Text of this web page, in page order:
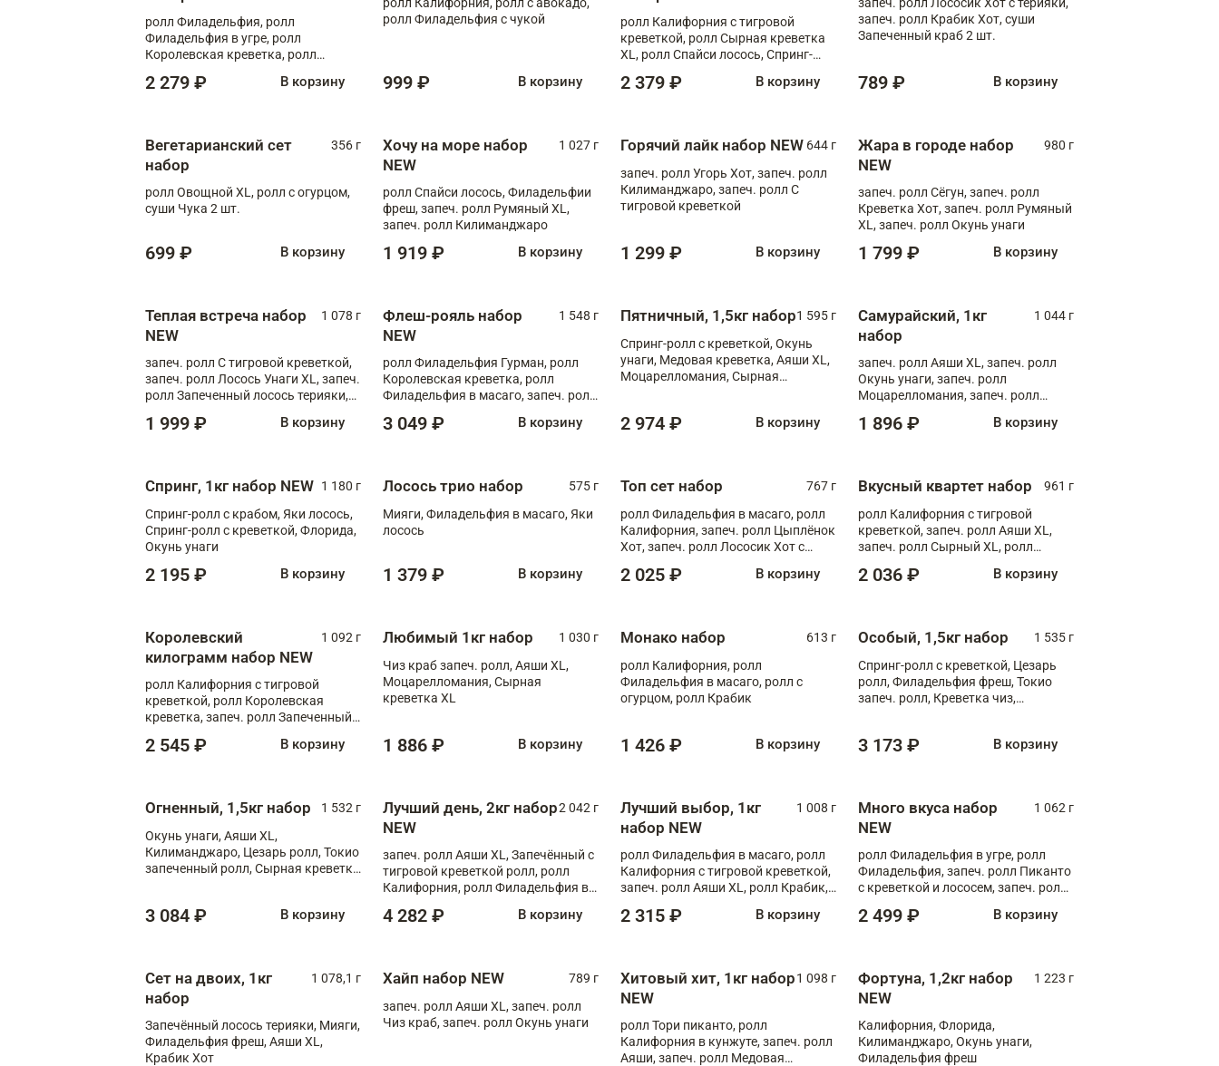
ролл Филадельфия, ролл
Филадельфия в угре, ролл
Королевская креветка, ролл
2 279 ₽ В корзину
ролл Филадельфия с чукой
999 ₽ В корзину
ролл Калифорния с тигровой
креветкой, ролл Сырная креветка
XL, ролл Спайси лосось, Спринг-
Медовая креветка
2 379 ₽ В корзину
запеч. ролл Крабик Хот, суши
Запеченный краб 2 шт.
789 ₽ В корзину
Вегетарианский сет
набор
356 г
ролл Овощной XL, ролл с огурцом,
суши Чука 2 шт.
699 ₽ В корзину
Хочу на море набор
NEW
1 027 г
ролл Спайси лосось, Филадельфии
фреш, запеч. ролл Румяный XL,
запеч. ролл Килиманджаро
1 919 ₽ В корзину
Горячий лайк набор NEW 644 г
запеч. ролл Угорь Хот, запеч. ролл
Килиманджаро, запеч. ролл С
тигровой креветкой
1 299 ₽ В корзину
Жара в городе набор
NEW
980 г
запеч. ролл Сёгун, запеч. ролл
Креветка Хот, запеч. ролл Румяный
XL, запеч. ролл Окунь унаги
1 799 ₽ В корзину
Теплая встреча набор
NEW
1 078 г
запеч. ролл С тигровой креветкой,
запеч. ролл Лосось Унаги XL, запеч.
ролл Запеченный лосось терияки,
1 999 ₽ В корзину
Флеш-рояль набор
NEW
1 548 г
ролл Филадельфия Гурман, ролл
Королевская креветка, ролл
Филадельфия в масаго, запеч. ролл
Тигровая креветка с моцареллой,
3 049 ₽ В корзину
Пятничный, 1,5кг набор1 595 г
Спринг-ролл с креветкой, Окунь
унаги, Медовая креветка, Аяши XL,
Моцарелломания, Сырная
2 974 ₽ В корзину
Самурайский, 1кг
набор
1 044 г
запеч. ролл Аяши XL, запеч. ролл
Окунь унаги, запеч. ролл
Моцарелломания, запеч. ролл
1 896 ₽ В корзину
Спринг, 1кг набор NEW 1 180 г
Спринг-ролл с крабом, Яки лосось,
Спринг-ролл с креветкой, Флорида,
Окунь унаги
2 195 ₽ В корзину
Лосось трио набор
575 г
Мияги, Филадельфия в масаго, Яки
лосось
1 379 ₽ В корзину
Топ сет набор
767 г
ролл Филадельфия в масаго, ролл
Калифорния, запеч. ролл Цыплёнок
Хот, запеч. ролл Лососик Хот с
2 025 ₽ В корзину
Вкусный квартет набор
961 г
ролл Калифорния с тигровой
креветкой, запеч. ролл Аяши XL,
запеч. ролл Сырный XL, ролл
2 036 ₽ В корзину
Королевский
килограмм набор NEW
1 092 г
ролл Калифорния с тигровой
креветкой, ролл Королевская
креветка, запеч. ролл Запеченный
XL, запеч. ролл Крабик Хот
2 545 ₽ В корзину
Любимый 1кг набор
1 030 г
Чиз краб запеч. ролл, Аяши XL,
Моцарелломания, Сырная
креветка XL
1 886 ₽ В корзину
Монако набор
613 г
ролл Калифорния, ролл
Филадельфия в масаго, ролл с
огурцом, ролл Крабик
1 426 ₽ В корзину
Особый, 1,5кг набор
1 535 г
Спринг-ролл с креветкой, Цезарь
ролл, Филадельфия фреш, Токио
запеч. ролл, Креветка чиз,
3 173 ₽ В корзину
Огненный, 1,5кг набор
1 532 г
Окунь унаги, Аяши XL,
Килиманджаро, Цезарь ролл, Токио
запеченный ролл, Сырная креветка
3 084 ₽ В корзину
Лучший день, 2кг набор
NEW
2 042 г
запеч. ролл Аяши XL, Запечённый с
тигровой креветкой ролл, ролл
Калифорния, ролл Филадельфия в
запеч. ролл Моцарелломания, ролл
4 282 ₽ В корзину
Лучший выбор, 1кг
набор NEW
1 008 г
ролл Филадельфия в масаго, ролл
Калифорния с тигровой креветкой,
запеч. ролл Аяши XL, ролл Крабик,
2 315 ₽ В корзину
Много вкуса набор
NEW
1 062 г
ролл Филадельфия в угре, ролл
Филадельфия, запеч. ролл Пиканто
с креветкой и лососем, запеч. ролл
2 499 ₽ В корзину
Сет на двоих, 1кг
набор
1 078,1 г
Запечённый лосось терияки, Мияги,
Филадельфия фреш, Аяши XL,
Крабик Хот
Хайп набор NEW
789 г
запеч. ролл Аяши XL, запеч. ролл
Чиз краб, запеч. ролл Окунь унаги
Хитовый хит, 1кг набор
NEW
1 098 г
ролл Тори пиканто, ролл
Калифорния в кунжуте, запеч. ролл
Аяши, запеч. ролл Медовая
Фортуна, 1,2кг набор
NEW
1 223 г
Калифорния, Флорида,
Килиманджаро, Окунь унаги,
Филадельфия фреш